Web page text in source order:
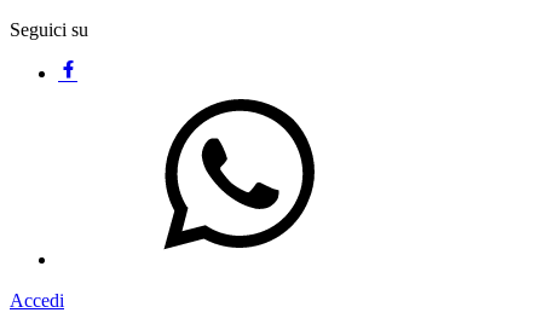
Seguici su
Accedi